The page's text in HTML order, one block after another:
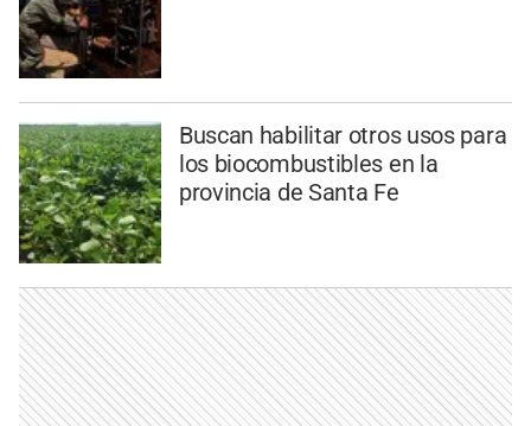
Buscan habilitar otros usos para
los biocombustibles en la
provincia de Santa Fe